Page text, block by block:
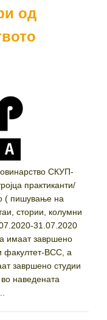
од
СКУП-
практиканти/
( пишување на
стории, колумни
31.07.2020
имаат завршено
факултет-ВСС, а
завршено студии
наведената